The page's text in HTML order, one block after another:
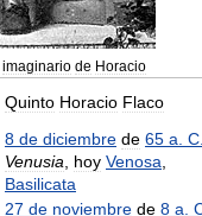
imaginario de Horacio
Quinto Horacio Flaco
8 de diciembre de 65 a C
Venusia
hoy Venosa
Basilicata
27 de noviembre de 8 a